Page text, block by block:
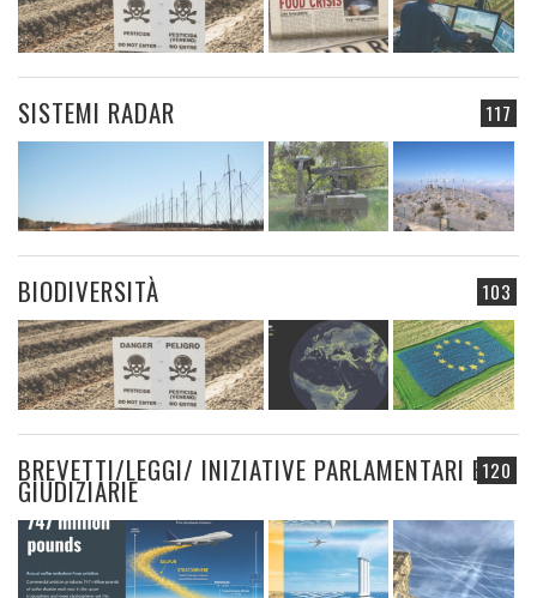
117
SISTEMI RADAR
103
BIODIVERSITÀ
120
BREVETTI/LEGGI/ INIZIATIVE PARLAMENTARI E
GIUDIZIARIE